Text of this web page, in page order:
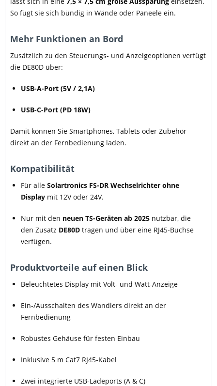
So fügt sie sich bündig in Wände oder Paneele ein.
Mehr Funktionen an Bord
Zusätzlich zu den Steuerungs- und Anzeigeoptionen verfügt
die DE80D über:
USB-A-Port (5V / 2,1A)
USB-C-Port (PD 18W)
Damit können Sie Smartphones, Tablets oder Zubehör
direkt an der Fernbedienung laden.
Kompatibilität
Für alle Solartronics FS-DR Wechselrichter ohne
Display mit 12V oder 24V.
Nur mit den neuen TS-Geräten ab 2025 nutzbar, die
den Zusatz DE80D tragen und über eine RJ45-Buchse
verfügen.
Produktvorteile auf einen Blick
Beleuchtetes Display mit Volt- und Watt-Anzeige
Ein-/Ausschalten des Wandlers direkt an der
Fernbedienung
Robustes Gehäuse für festen Einbau
Inklusive 5 m Cat7 RJ45-Kabel
Zwei integrierte USB-Ladeports (A & C)